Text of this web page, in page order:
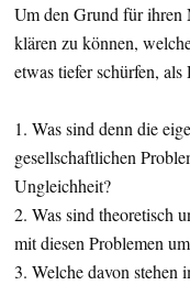
Um den Grund für ihren
klären zu können,
etwas tiefer schürfen, als
1. Was sind denn die
gesellschaftlichen
Ungleichheit?
2. Was sind theoretisch
mit diesen Problemen
3. Welche davon stehen